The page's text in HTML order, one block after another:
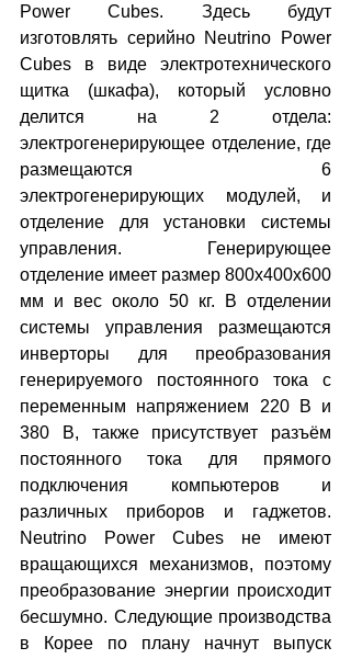
Power Cubes. Здесь будут
изготовлять серийно Neutrino Power
Cubes в виде электротехнического
щитка (шкафа), который условно
делится на 2 отдела:
электрогенерирующее отделение, где
размещаются 6
электрогенерирующих модулей, и
отделение для установки системы
управления. Генерирующее
отделение имеет размер 800х400х600
мм и вес около 50 кг. В отделении
системы управления размещаются
инверторы для преобразования
генерируемого постоянного тока с
переменным напряжением 220 В и
380 В, также присутствует разъём
постоянного тока для прямого
подключения компьютеров и
различных приборов и гаджетов.
Neutrino Power Cubes не имеют
вращающихся механизмов, поэтому
преобразование энергии происходит
бесшумно. Следующие производства
в Корее по плану начнут выпуск